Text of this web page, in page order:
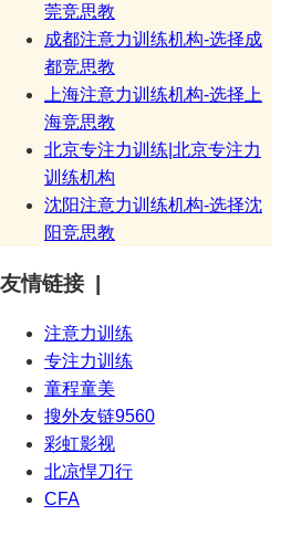
莞竞思教
成都注意力训练机构-选择成
都竞思教
上海注意力训练机构-选择上
海竞思教
北京专注力训练|北京专注力
训练机构
沈阳注意力训练机构-选择沈
阳竞思教
友情链接 |
注意力训练
专注力训练
童程童美
搜外友链9560
彩虹影视
北凉悍刀行
CFA